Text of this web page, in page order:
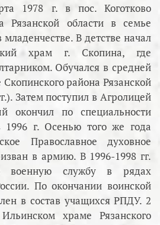
1978 г. в пос. Коготково
Рязанской области в семье
В детстве начал
храм г. Скопина, где
Обучался в средней
района Рязанской
Затем поступил в Агролицей
окончил по специальности
1996 г. Осенью того же года
Православное духовное
в армию. В 1996-1998 гг.
военную службу в рядах
По окончании воинской
в состав учащихся РПДУ. 2
храме Рязанского